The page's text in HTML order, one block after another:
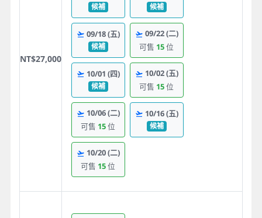
NT$27,000
候補 候補
09/18(五)
候補
09/22(二)
可售 15位
10/01 (四)
候補
10/02(五)
可售 15位
10/06(二)
可售 15位
10/16(五)
候補
10/20(二)
可售 15位